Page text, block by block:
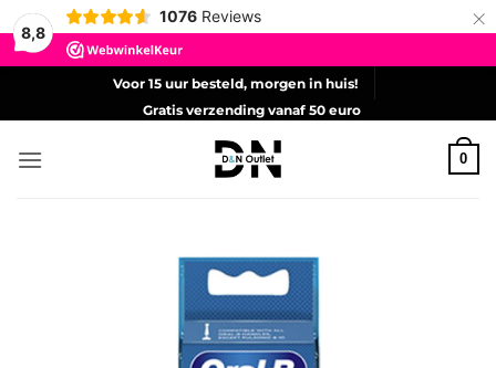
8,8
1076 Reviews ×
Voor 15 uur besteld, morgen in huis!
Gratis verzending vanaf 50 euro
0